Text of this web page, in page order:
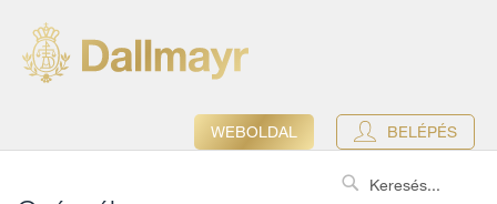
BELÉPÉS
WEBOLDAL
Search